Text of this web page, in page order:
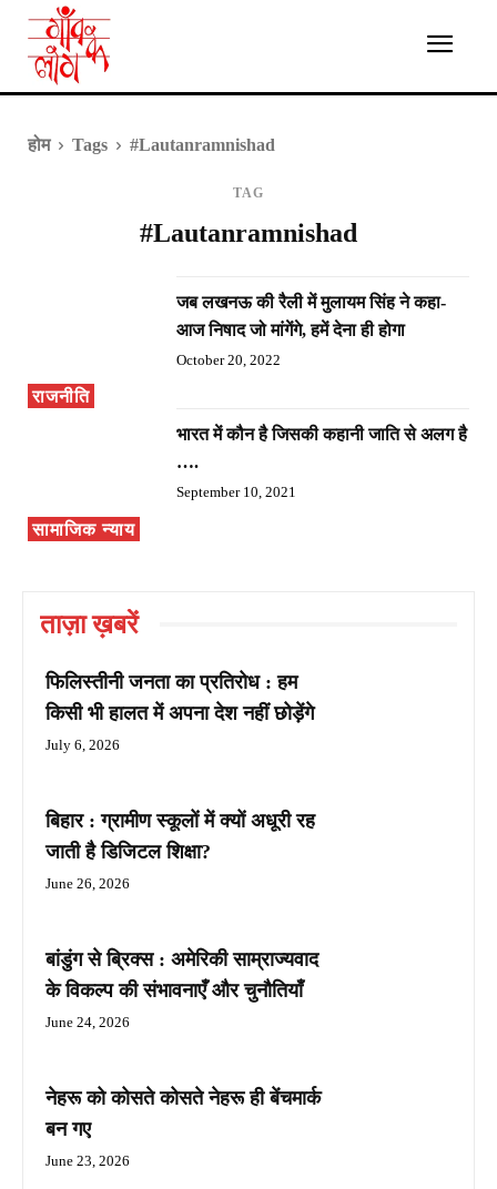
होम Tags #Lautanramnishad
TAG
#Lautanramnishad
राजनीति
जब लखनऊ की रैली में मुलायम सिंह ने कहा-
आज निषाद जो मांगेंगे, हमें देना ही होगा
October 20, 2022
सामाजिक न्याय
भारत में कौन है जिसकी कहानी जाति से अलग है
….
September 10, 2021
ताज़ा ख़बरें
फिलिस्तीनी जनता का प्रतिरोध : हम
किसी भी हालत में अपना देश नहीं छोड़ेंगे
July 6, 2026
बिहार : ग्रामीण स्कूलों में क्यों अधूरी रह
जाती है डिजिटल शिक्षा?
June 26, 2026
बांडुंग से ब्रिक्स : अमेरिकी साम्राज्यवाद
के विकल्प की संभावनाएँ और चुनौतियाँ
June 24, 2026
नेहरू को कोसते कोसते नेहरू ही बेंचमार्क
बन गए
June 23, 2026